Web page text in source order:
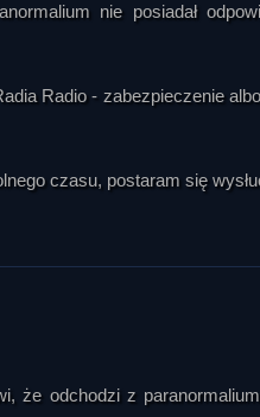
nie posiadał
Radio - zabezpieczenie
czasu, postaram się
że odchodzi z